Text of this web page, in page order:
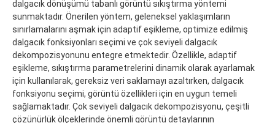
dalgacık dönüşümü tabanlı görüntü sıkıştırma yöntemi
sunmaktadır. Önerilen yöntem, geleneksel yaklaşımların
sınırlamalarını aşmak için adaptif eşikleme, optimize edilmiş
dalgacık fonksiyonları seçimi ve çok seviyeli dalgacık
dekompozisyonunu entegre etmektedir. Özellikle, adaptif
eşikleme, sıkıştırma parametrelerini dinamik olarak ayarlamak
için kullanılarak, gereksiz veri saklamayı azaltırken, dalgacık
fonksiyonu seçimi, görüntü özellikleri için en uygun temeli
sağlamaktadır. Çok seviyeli dalgacık dekompozisyonu, çeşitli
çözünürlük ölçeklerinde önemli görüntü detaylarının